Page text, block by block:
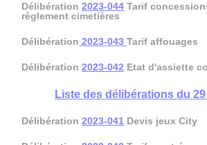
Délibération2023-044 Tarif
règlement cimetières
Délibération 2023-043Tarif affouages
Délibération2023-042 Etat d'assiette
Liste des délibérations du
Délibération2023-041 Devis jeux City